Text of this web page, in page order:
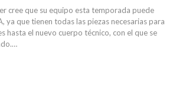
cree que su equipo esta temporada puede
ya que tienen todas las piezas necesarias para
hasta el nuevo cuerpo técnico, con el que se